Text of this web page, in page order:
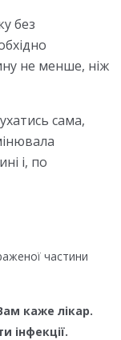
без
не менше, ніж
сама,
і, по
частини
каже лікар.
інфекції.